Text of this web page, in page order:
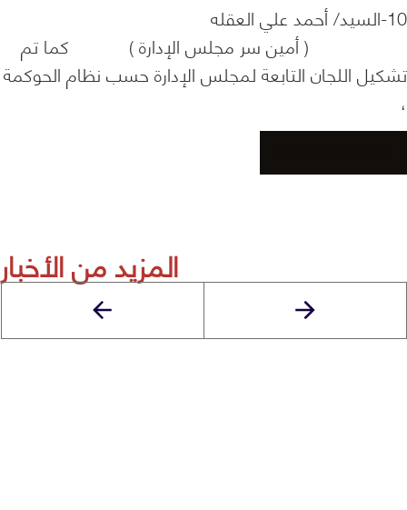
10-السيد/ أحمد علي العقله
( أمين سر مجلس الإدارة ) كما تم
تشكيل اللجان التابعة لمجلس الإدارة حسب نظام الحوكمة
،
المزيد من الأخبار